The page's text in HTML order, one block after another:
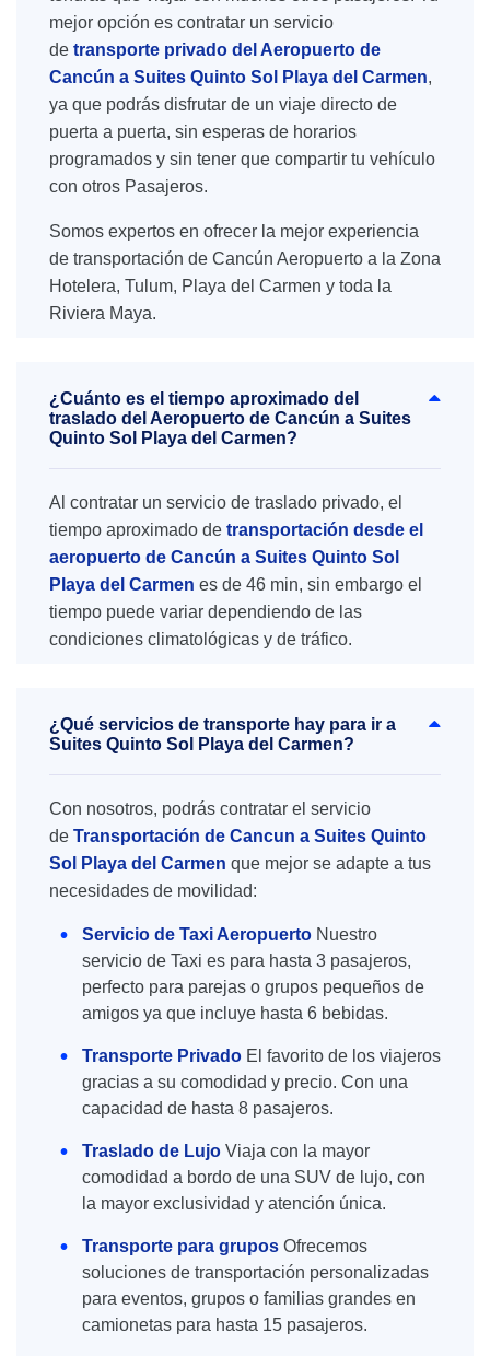
mejor opción es contratar un servicio
de transporte privado del Aeropuerto de
Cancún a Suites Quinto Sol Playa del Carmen,
ya que podrás disfrutar de un viaje directo de
puerta a puerta, sin esperas de horarios
programados y sin tener que compartir tu vehículo
con otros Pasajeros.
Somos expertos en ofrecer la mejor experiencia
de transportación de Cancún Aeropuerto a la Zona
Hotelera, Tulum, Playa del Carmen y toda la
Riviera Maya.
¿Cuánto es el tiempo aproximado del
traslado del Aeropuerto de Cancún a Suites
Quinto Sol Playa del Carmen?
Al contratar un servicio de traslado privado, el
tiempo aproximado de transportación desde el
aeropuerto de Cancún a Suites Quinto Sol
Playa del Carmen es de 46 min, sin embargo el
tiempo puede variar dependiendo de las
condiciones climatológicas y de tráfico.
¿Qué servicios de transporte hay para ir a
Suites Quinto Sol Playa del Carmen?
Con nosotros, podrás contratar el servicio
de Transportación de Cancun a Suites Quinto
Sol Playa del Carmen que mejor se adapte a tus
necesidades de movilidad:
Servicio de Taxi Aeropuerto Nuestro
servicio de Taxi es para hasta 3 pasajeros,
perfecto para parejas o grupos pequeños de
amigos ya que incluye hasta 6 bebidas.
Transporte Privado El favorito de los viajeros
gracias a su comodidad y precio. Con una
capacidad de hasta 8 pasajeros.
Traslado de Lujo Viaja con la mayor
comodidad a bordo de una SUV de lujo, con
la mayor exclusividad y atención única.
Transporte para grupos Ofrecemos
soluciones de transportación personalizadas
para eventos, grupos o familias grandes en
camionetas para hasta 15 pasajeros.